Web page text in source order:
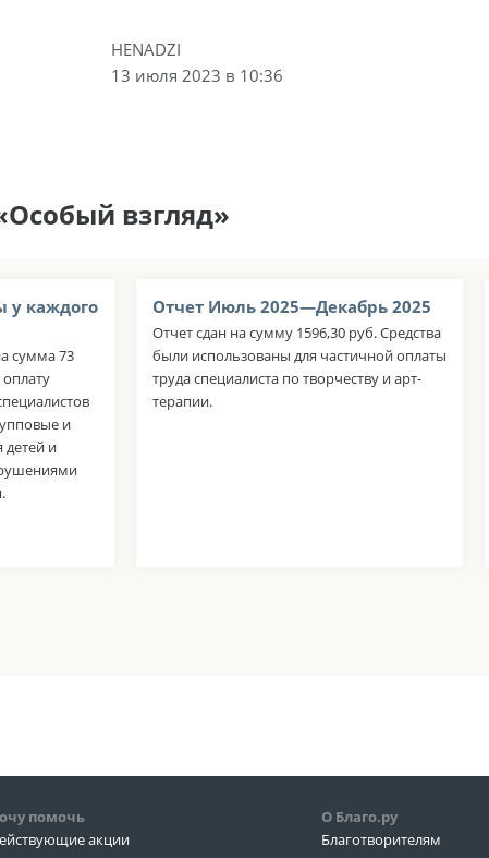
HENADZI
13 июля 2023 в 10:36
взгляд»
у каждого
сумма 73
и
детей и
Отчет Июль 2025—Декабрь 2025
Отчет сдан на сумму 1596,30 руб. Средства
были использованы для частичной оплаты
труда специалиста по творчеству и арт-
терапии.
помочь
акции
О Благо.ру
Благотворителям